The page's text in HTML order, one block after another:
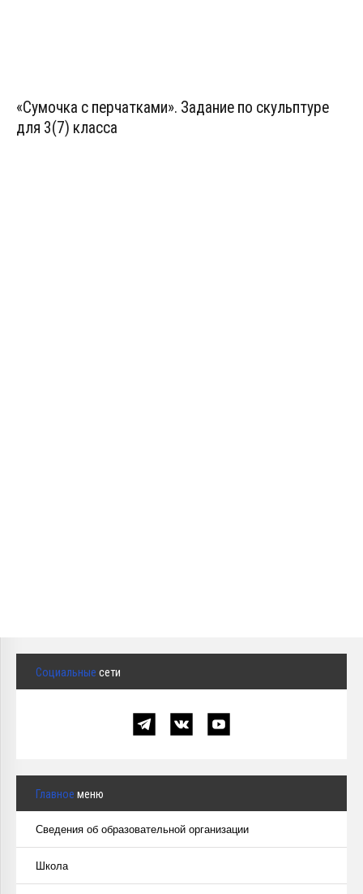
«Сумочка с перчатками». Задание по скульптуре
для 3(7) класса
Социальные сети
Главное меню
Сведения об образовательной организации
Школа